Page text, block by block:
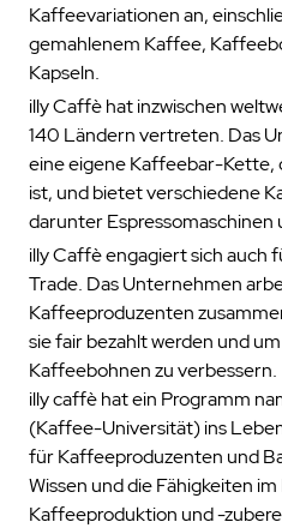
Kaffeevariationen an,
gemahlenem Kaffee,
Kapseln.
illy Caffè hat inzwischen
140 Ländern vertreten. Das
eine eigene Kaffeebar-Kette,
ist, und bietet verschiedene
darunter Espressomaschinen
illy Caffè engagiert sich auch
Trade. Das Unternehmen
Kaffeeproduzenten
sie fair bezahlt werden und
Kaffeebohnen zu verbessern.
illy caffè hat ein Programm
(Kaffee-Universität) ins
für Kaffeeproduzenten und
Wissen und die Fähigkeiten
Kaffeeproduktion und -